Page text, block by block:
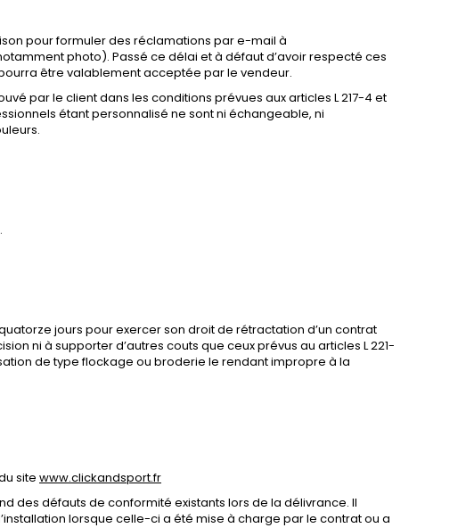
pour formuler des réclamations par e-mail à
photo). Passé ce délai et à défaut d’avoir respecté ces
être valablement acceptée par le vendeur.
par le client dans les conditions prévues aux articles L 217-4 et
étant personnalisé ne sont ni échangeable, ni
jours pour exercer son droit de rétractation d’un contrat
ni à supporter d’autres couts que ceux prévus au articles L 221-
de type flockage ou broderie le rendant impropre à la
site www.clickandsport.fr
des défauts de conformité existants lors de la délivrance. Il
lorsque celle-ci a été mise à charge par le contrat ou a